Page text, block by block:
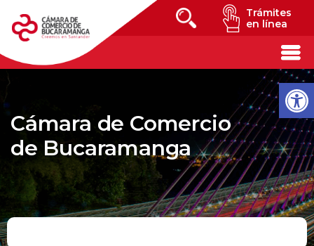
Trámites
en línea
Cámara de Comercio
de Bucaramanga